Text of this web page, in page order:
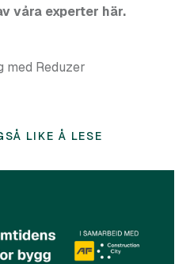
våra experter här.
med Reduzer
LIKE Å LESE